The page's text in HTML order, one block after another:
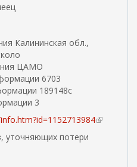
Калининская обл.,
ЦАМО
6703
189148с
3
(
уточняющих потери